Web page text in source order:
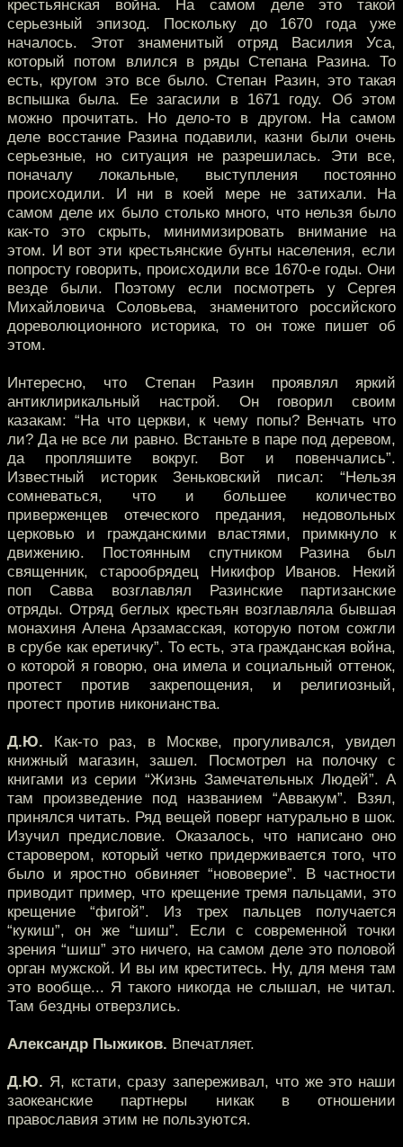
крестьянская война. На самом деле это такой
серьезный эпизод. Поскольку до 1670 года уже
началось. Этот знаменитый отряд Василия Уса,
который потом влился в ряды Степана Разина. То
есть, кругом это все было. Степан Разин, это такая
вспышка была. Ее загасили в 1671 году. Об этом
можно прочитать. Но дело-то в другом. На самом
деле восстание Разина подавили, казни были очень
серьезные, но ситуация не разрешилась. Эти все,
поначалу локальные, выступления постоянно
происходили. И ни в коей мере не затихали. На
самом деле их было столько много, что нельзя было
как-то это скрыть, минимизировать внимание на
этом. И вот эти крестьянские бунты населения, если
попросту говорить, происходили все 1670-е годы. Они
везде были. Поэтому если посмотреть у Сергея
Михайловича Соловьева, знаменитого российского
дореволюционного историка, то он тоже пишет об
этом.
Интересно, что Степан Разин проявлял яркий
антиклирикальный настрой. Он говорил своим
казакам: “На что церкви, к чему попы? Венчать что
ли? Да не все ли равно. Встаньте в паре под деревом,
да пропляшите вокруг. Вот и повенчались”.
Известный историк Зеньковский писал: “Нельзя
сомневаться, что и большее количество
приверженцев отеческого предания, недовольных
церковью и гражданскими властями, примкнуло к
движению. Постоянным спутником Разина был
священник, старообрядец Никифор Иванов. Некий
поп Савва возглавлял Разинские партизанские
отряды. Отряд беглых крестьян возглавляла бывшая
монахиня Алена Арзамасская, которую потом сожгли
в срубе как еретичку”. То есть, эта гражданская война,
о которой я говорю, она имела и социальный оттенок,
протест против закрепощения, и религиозный,
протест против никонианства.
Д.Ю. Как-то раз, в Москве, прогуливался, увидел
книжный магазин, зашел. Посмотрел на полочку с
книгами из серии “Жизнь Замечательных Людей”. А
там произведение под названием “Аввакум”. Взял,
принялся читать. Ряд вещей поверг натурально в шок.
Изучил предисловие. Оказалось, что написано оно
старовером, который четко придерживается того, что
было и яростно обвиняет “нововерие”. В частности
приводит пример, что крещение тремя пальцами, это
крещение “фигой”. Из трех пальцев получается
“кукиш”, он же “шиш”. Если с современной точки
зрения “шиш” это ничего, на самом деле это половой
орган мужской. И вы им креститесь. Ну, для меня там
это вообще... Я такого никогда не слышал, не читал.
Там бездны отверзлись.
Александр Пыжиков. Впечатляет.
Д.Ю. Я, кстати, сразу запереживал, что же это наши
заокеанские партнеры никак в отношении
православия этим не пользуются.